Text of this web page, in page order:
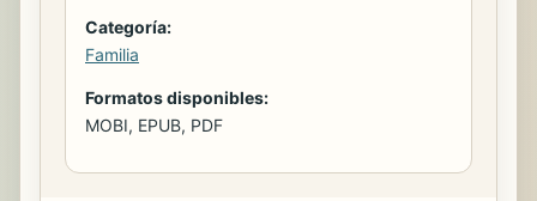
Categoría:
Familia
Formatos disponibles:
MOBI, EPUB, PDF